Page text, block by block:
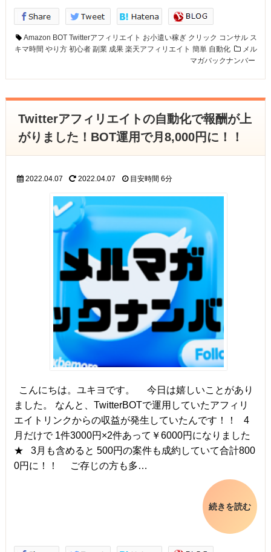
Amazon BOT Twitterアフィリエイト お小遣い稼ぎ クリック コンサル ス
キマ時間 やり方 初心者 副業 成果 楽天アフィリエイト 簡単 自動化
メル
マガバックナンバー
Twitterアフィリエイトの自動化で報酬が上
がりました！BOT運用で月8,000円に！！
2022.04.07 2022.04.07 目安時間 6分
こんにちは。ユキヨです。 今日は嬉しいことがあり
ました。 なんと、TwitterBOTで運用していたアフィリ
エイトリンクからの収益が発生していたんです！！ 4
月だけで 1件3000円×2件あって￥6000円になりました
★ 3月も含めると 500円の案件も成約していて合計800
0円に！！ ご存じの方も多…
続きを読む